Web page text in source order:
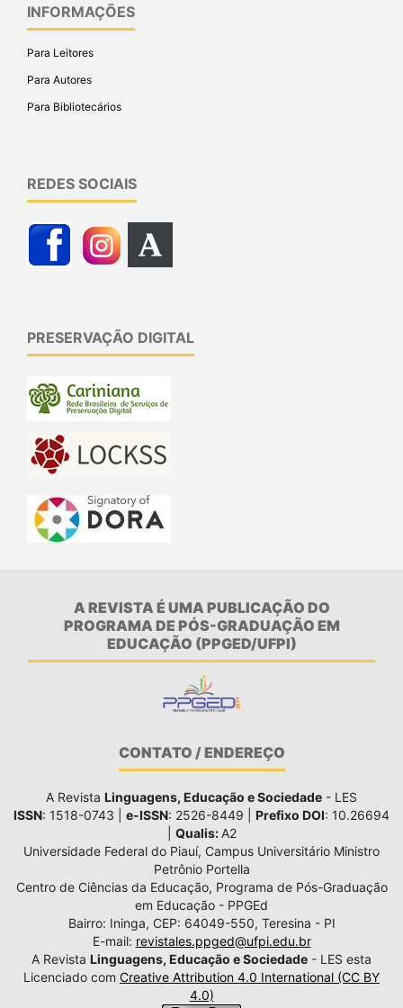
INFORMAÇÕES
Para Leitores
Para Autores
Para Bibliotecários
REDES SOCIAIS
PRESERVAÇÃO DIGITAL
A REVISTA É UMA PUBLICAÇÃO DO
PROGRAMA DE PÓS-GRADUAÇÃO EM
EDUCAÇÃO (PPGED/UFPI)
CONTATO / ENDEREÇO
A Revista Linguagens, Educação e Sociedade - LES
ISSN: 1518-0743 | e-ISSN: 2526-8449 | Prefixo DOI: 10.26694
Qualis: A2
Universidade Federal do Piauí, Campus Universitário Ministro
Petrônio Portella
Centro de Ciências da Educação, Programa de Pós-Graduação
em Educação - PPGEd
Bairro: Ininga, CEP: 64049-550, Teresina - PI
E-mail: revistales.ppged@ufpi.edu.br
A Revista Linguagens, Educação e Sociedade - LES esta
Licenciado com Creative Attribution 4.0 International (CC BY
4.0)